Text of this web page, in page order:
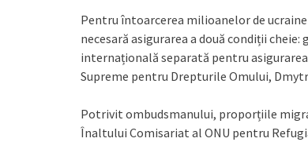
Pentru întoarcerea milioanelor de
necesară asigurarea a două condiții
internațională separată pentru
Supreme pentru Drepturile Omului,
Potrivit ombudsmanului, proporțiile
Înaltului Comisariat al ONU pentru